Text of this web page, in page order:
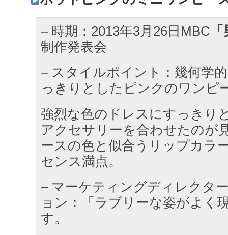
– 時期：2013年3月26日MBC
制作発表会
– スタイルポイント：幾何学
っきりとしたピンクのワンピ
強烈な色のドレスにすっきり
アクセサリーを合わせたのが
ースの色と似合うリップカラ
センス満点。
– マーケティングディレクタ
ョン：「ラブリーな姿がよく
す。